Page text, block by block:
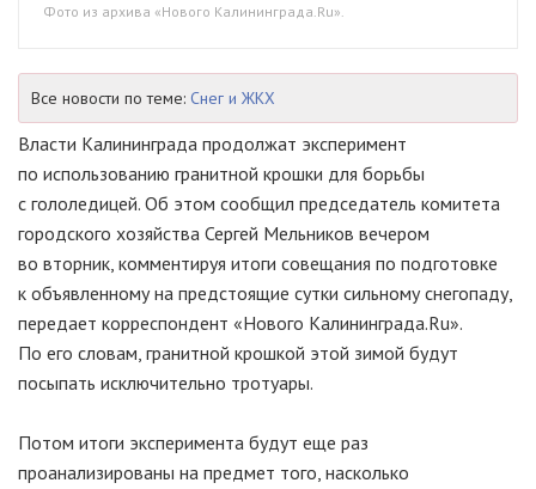
Фото из архива «Нового Калининграда.Ru».
Все новости по теме: Снег и ЖКХ
Власти Калининграда продолжат эксперимент
по использованию гранитной крошки для борьбы
с гололедицей. Об этом сообщил председатель комитета
городского хозяйства Сергей Мельников вечером
во вторник, комментируя итоги совещания по подготовке
к объявленному на предстоящие сутки сильному снегопаду,
передает корреспондент «Нового Калининграда.Ru».
По его словам, гранитной крошкой этой зимой будут
посыпать исключительно тротуары.
Потом итоги эксперимента будут еще раз
проанализированы на предмет того, насколько